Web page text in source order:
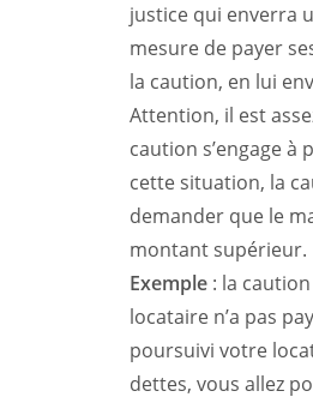
justice qui enverra
mesure de payer
la caution, en lui
Attention, il est
caution s’engage
cette situation, la
demander que le
montant supérieur.
Exemple : la
locataire n’a pas
poursuivi votre
dettes, vous allez